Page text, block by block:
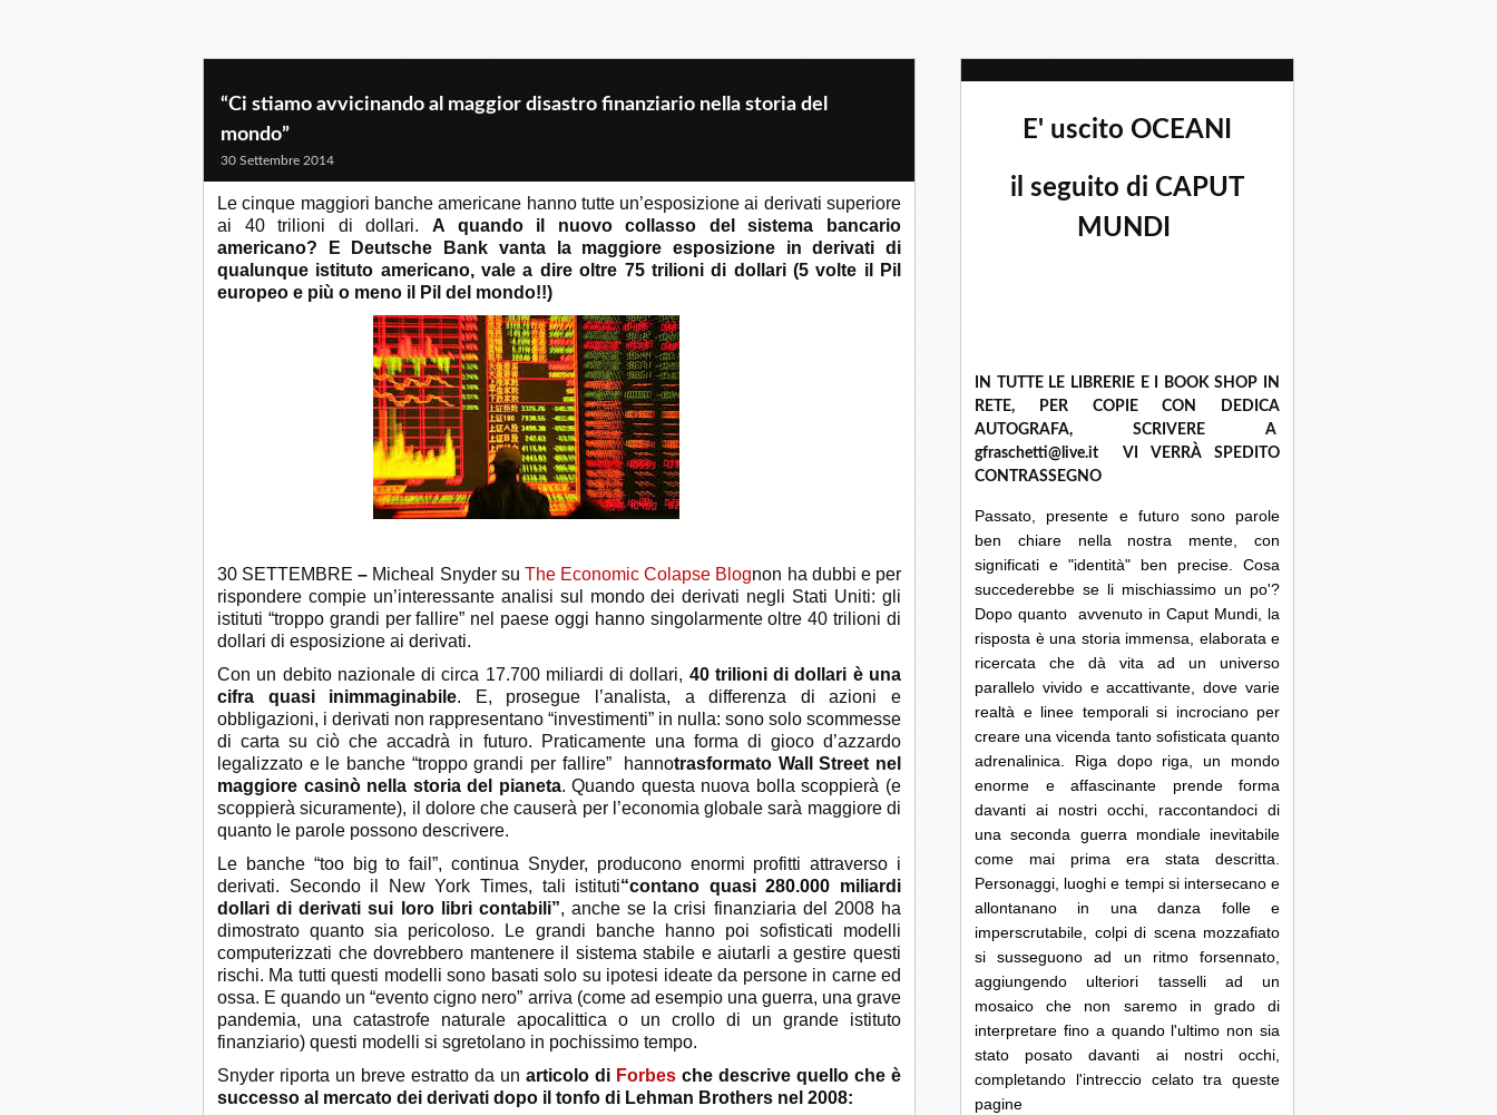
“Ci stiamo avvicinando al maggior disastro finanziario nella storia del
mondo”
30 Settembre 2014
Le cinque maggiori banche americane hanno tutte un’esposizione ai derivati superiore
ai 40 trilioni di dollari. A quando il nuovo collasso del sistema bancario
americano? E
Deutsche Bank vanta la maggiore esposizione in derivati di
qualunque istituto americano, vale a dire oltre 75 trilioni di dollari (5 volte il Pil
europeo e più o meno il Pil del mondo!!)
30 SETTEMBRE – Micheal Snyder su The Economic Colapse Blognon ha dubbi e per
rispondere compie un’interessante analisi sul mondo dei derivati negli Stati Uniti: gli
istituti “troppo grandi per fallire” nel paese oggi hanno singolarmente oltre 40 trilioni di
dollari di esposizione ai derivati​.
Con un debito nazionale di circa 17.700 miliardi di dollari, 40 trilioni di dollari è una
cifra quasi inimmaginabile. E, prosegue l’analista, a differenza di azioni e
obbligazioni, i derivati ​​non rappresentano “investimenti” in nulla: sono solo scommesse
di carta su ciò che accadrà in futuro. Praticamente una forma di gioco d’azzardo
legalizzato e le banche “troppo grandi per fallire” hannotrasformato Wall Street nel
maggiore casinò nella storia del pianeta. Quando questa nuova ​​bolla scoppierà (e
scoppierà sicuramente), il dolore che causerà per l’economia globale sarà maggiore di
quanto le parole possono descrivere.
Le banche “too big to fail”, continua Snyder, producono enormi profitti attraverso i
derivati. Secondo il New York Times, tali istituti“contano quasi 280.000 miliardi
dollari di derivati ​​sui loro libri contabili”, anche se la crisi finanziaria del 2008 ha
dimostrato quanto sia pericoloso. Le grandi banche hanno poi sofisticati modelli
computerizzati che dovrebbero mantenere il sistema stabile e aiutarli a gestire questi
rischi. Ma tutti questi modelli sono basati solo su ipotesi ideate da persone in carne ed
ossa. E quando un “evento cigno nero” arriva (come ad esempio una guerra, una grave
pandemia, una catastrofe naturale apocalittica o un crollo di un grande istituto
finanziario) questi modelli si sgretolano in pochissimo tempo.
Snyder riporta un breve estratto da un articolo di Forbes che descrive quello che è
successo al mercato dei derivati dopo il tonfo di Lehman Brothers nel 2008:
E' uscito OCEANI
il seguito di CAPUT
MUNDI
IN TUTTE LE LIBRERIE E I BOOK SHOP IN
RETE, PER COPIE CON DEDICA
AUTOGRAFA, SCRIVERE A
gfraschetti@live.it VI VERRÀ SPEDITO
CONTRASSEGNO
Passato, presente e futuro sono parole
ben chiare nella nostra mente, con
significati e "identità" ben precise. Cosa
succederebbe se li mischiassimo un po'?
Dopo quanto avvenuto in Caput Mundi, la
risposta è una storia immensa, elaborata e
ricercata che dà vita ad un universo
parallelo vivido e accattivante, dove varie
realtà e linee temporali si incrociano per
creare una vicenda tanto sofisticata quanto
adrenalinica. Riga dopo riga, un mondo
enorme e affascinante prende forma
davanti ai nostri occhi, raccontandoci di
una seconda guerra mondiale inevitabile
come mai prima era stata descritta.
Personaggi, luoghi e tempi si intersecano e
allontanano in una danza folle e
imperscrutabile, colpi di scena mozzafiato
si susseguono ad un ritmo forsennato,
aggiungendo ulteriori tasselli ad un
mosaico che non saremo in grado di
interpretare fino a quando l'ultimo non sia
stato posato davanti ai nostri occhi,
completando l'intreccio celato tra queste
pagine